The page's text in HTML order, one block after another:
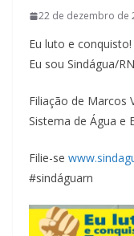
22 de dezembro de
Eu luto e conquisto!
Eu sou Sindágua/
Filiação de Marcos
Sistema de Água e
Filie-se
#sindáguarn